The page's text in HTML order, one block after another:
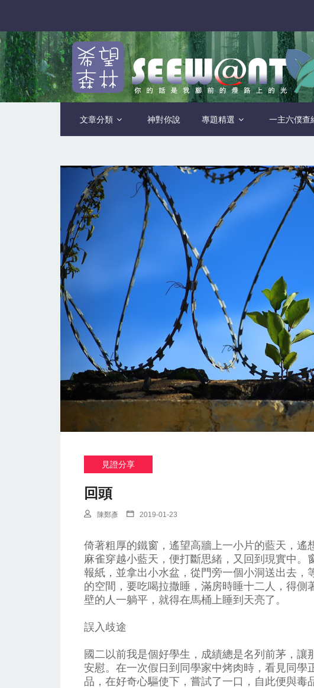
文章分類 神對你說 專題精選 一主六僕查
見證分享
回頭
陳鄭彥 2019-01-23
倚著粗厚的鐵窗，遙望高牆上一小片的藍天，遙
麻雀穿越小藍天，便打斷思緒，又回到現實中。
報紙，並拿出小水盆，從門旁一個小洞送出去，
的空間，要吃喝拉撒睡，滿房時睡十二人，得側
壁的人一躺平，就得在馬桶上睡到天亮了。
誤入歧途
國二以前我是個好學生，成績總是名列前茅，
安慰。在一次假日到同學家中烤肉時，看見同學
品，在好奇心驅使下，嘗試了一口，自此便與毒